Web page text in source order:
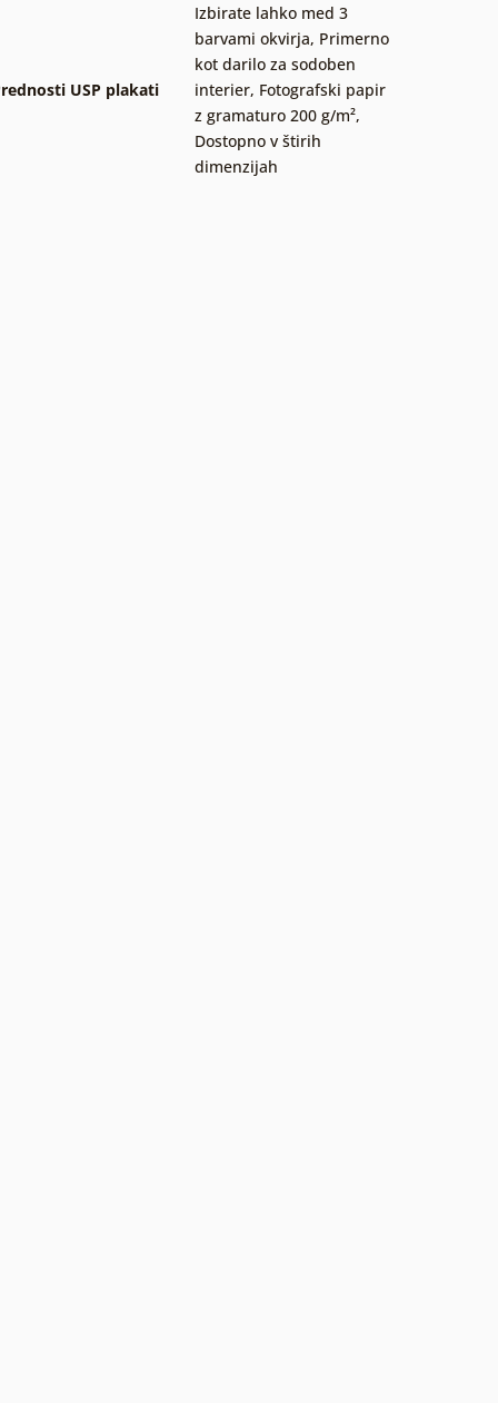
USP plakati
Izbirate lahko med 3
barvami okvirja, Primerno
kot darilo za sodoben
interier, Fotografski papir
z gramaturo 200 g/m²,
Dostopno v štirih
dimenzijah